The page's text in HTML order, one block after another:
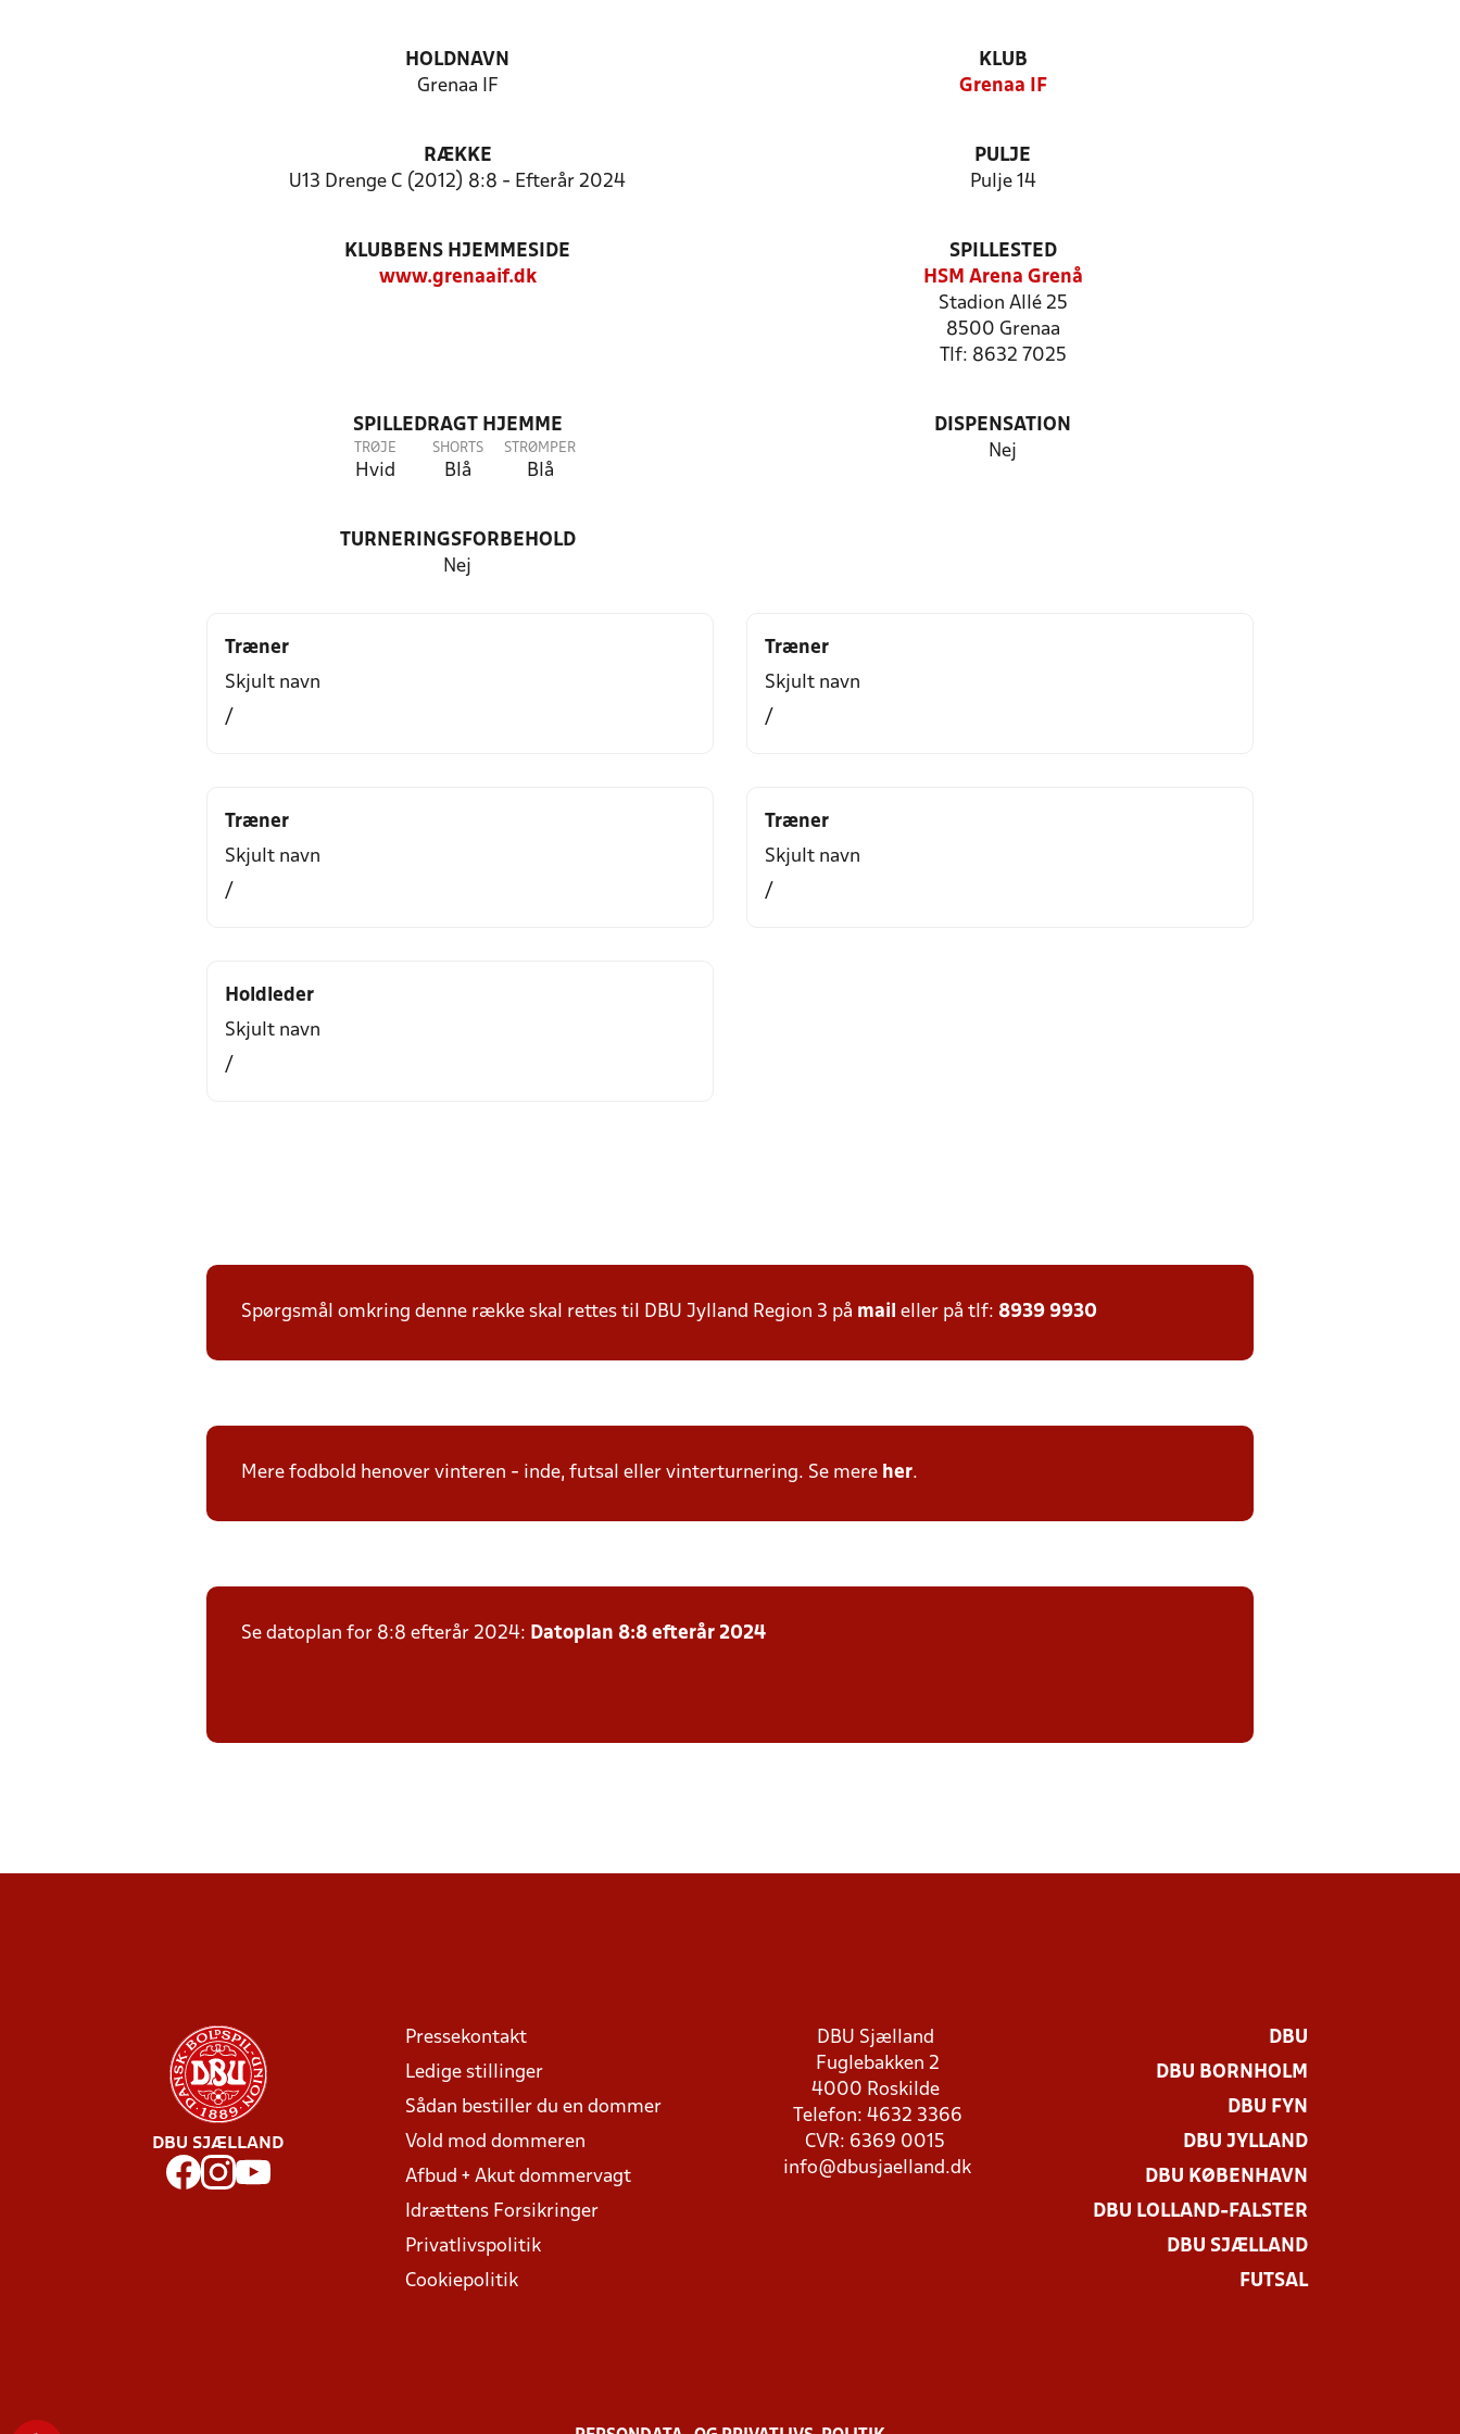
HOLDNAVN
Grenaa IF
KLUB
Grenaa IF
RÆKKE
U13 Drenge C (2012) 8:8 - Efterår 2024
PULJE
Pulje 14
KLUBBENS HJEMMESIDE
www.grenaaif.dk
SPILLESTED
HSM Arena Grenå
Stadion Allé 25
8500 Grenaa
Tlf: 8632 7025
SPILLEDRAGT HJEMME
TRØJE
Hvid
SHORTS
Blå
STRØMPER
Blå
DISPENSATION
Nej
TURNERINGSFORBEHOLD
Nej
Træner
Skjult navn
/
Træner
Skjult navn
/
Træner
Skjult navn
/
Træner
Skjult navn
/
Holdleder
Skjult navn
/
Spørgsmål omkring denne række skal rettes til DBU Jylland Region 3 på mail eller på tlf: 8939 9930
Mere fodbold henover vinteren - inde, futsal eller vinterturnering. Se mere her.
Se datoplan for 8:8 efterår 2024: Datoplan 8:8 efterår 2024
DBU SJÆLLAND
Pressekontakt
Ledige stillinger
Sådan bestiller du en dommer
Vold mod dommeren
Afbud + Akut dommervagt
Idrættens Forsikringer
Privatlivspolitik
Cookiepolitik
DBU Sjælland
Fuglebakken 2
4000 Roskilde
Telefon: 4632 3366
CVR: 6369 0015
info@dbusjaelland.dk
DBU
DBU BORNHOLM
DBU FYN
DBU JYLLAND
DBU KØBENHAVN
DBU LOLLAND-FALSTER
DBU SJÆLLAND
FUTSAL